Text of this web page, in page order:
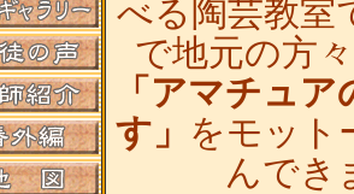
べる陶芸教室
で地元の方
「アマチュ
す」 をモット
んでき